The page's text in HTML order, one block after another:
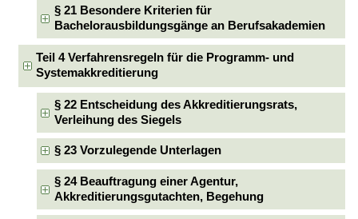
§ 21 Besondere Kriterien für
Bachelorausbildungsgänge an Berufsakademien
Teil 4 Verfahrensregeln für die Programm- und
Systemakkreditierung
§ 22 Entscheidung des Akkreditierungsrats,
Verleihung des Siegels
§ 23 Vorzulegende Unterlagen
§ 24 Beauftragung einer Agentur,
Akkreditierungsgutachten, Begehung